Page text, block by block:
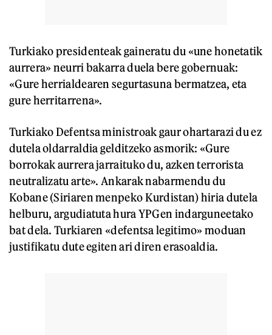
Turkiako presidenteak gaineratu du «une honetatik
aurrera» neurri bakarra duela bere gobernuak:
«Gure herrialdearen segurtasuna bermatzea, eta
gure herritarrena».
Turkiako Defentsa ministroak gaur ohartarazi du ez
dutela oldarraldia gelditzeko asmorik: «Gure
borrokak aurrera jarraituko du, azken terrorista
neutralizatu arte». Ankarak nabarmendu du
Kobane (Siriaren menpeko Kurdistan) hiria dutela
helburu, argudiatuta hura YPGen indarguneetako
bat dela. Turkiaren «defentsa legitimo» moduan
justifikatu dute egiten ari diren erasoaldia.